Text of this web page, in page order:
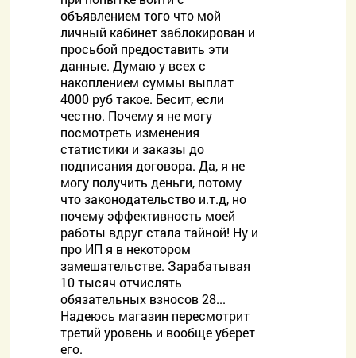
объявлением того что мой
личный кабинет заблокирован и
просьбой предоставить эти
данные. Думаю у всех с
накоплением суммы выплат
4000 руб такое. Бесит, если
честно. Почему я не могу
посмотреть изменения
статистики и заказы до
подписания договора. Да, я не
могу получить деньги, потому
что законодательство и.т.д, но
почему эффективность моей
работы вдруг стала тайной! Ну и
про ИП я в некотором
замешательстве. Зарабатывая
10 тысяч отчислять
обязательных взносов 28...
Надеюсь магазин пересмотрит
третий уровень и вообще уберет
его.